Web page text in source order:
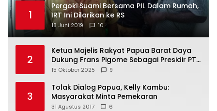
1
Pergoki Suami Bersama PIL Dalam Rumah,
IRT Ini Dilarikan ke RS
18 Juni 2019 10
2
Ketua Majelis Rakyat Papua Barat Daya
Dukung Frans Pigome Sebagai Presidir PT
Freeport Indonesia
15 Oktober 2025 9
3
Tolak Dialog Papua, Kelly Kambu:
Masyarakat Minta Pemekaran
31 Agustus 2017 6